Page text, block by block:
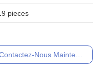
pieces
MoneygramNous Maintenant